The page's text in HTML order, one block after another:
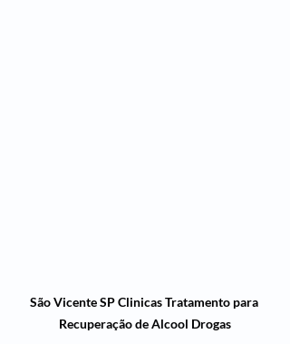
São Vicente SP Clinicas Tratamento para
Recuperação de Alcool Drogas